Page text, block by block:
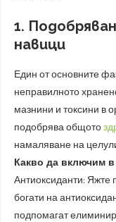
1.
навици
Един от основните
неправилното
мазнини и токсини в
подобрява общото
намаляване на
Какво да включим в
Антиоксиданти: Яжте
богати на
подпомагат